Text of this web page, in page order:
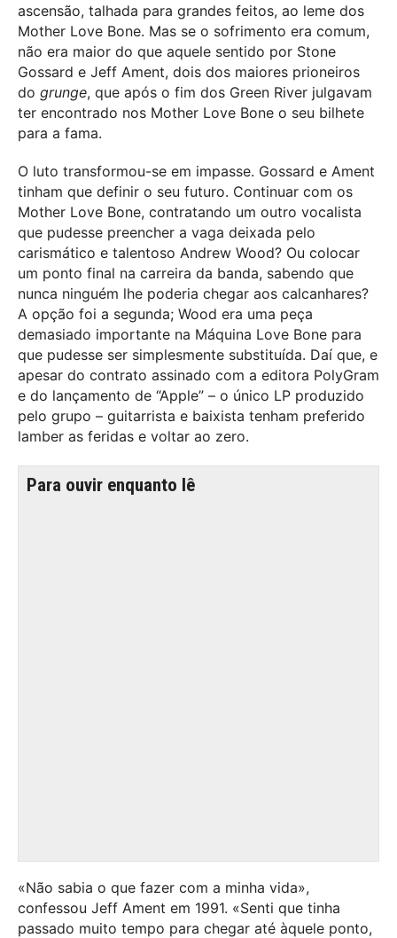
ascensão, talhada para grandes feitos, ao leme dos
Mother Love Bone. Mas se o sofrimento era comum,
não era maior do que aquele sentido por Stone
Gossard e Jeff Ament, dois dos maiores prioneiros
do grunge, que após o fim dos Green River julgavam
ter encontrado nos Mother Love Bone o seu bilhete
para a fama.
O luto transformou-se em impasse. Gossard e Ament
tinham que definir o seu futuro. Continuar com os
Mother Love Bone, contratando um outro vocalista
que pudesse preencher a vaga deixada pelo
carismático e talentoso Andrew Wood? Ou colocar
um ponto final na carreira da banda, sabendo que
nunca ninguém lhe poderia chegar aos calcanhares?
A opção foi a segunda; Wood era uma peça
demasiado importante na Máquina Love Bone para
que pudesse ser simplesmente substituída. Daí que, e
apesar do contrato assinado com a editora PolyGram
e do lançamento de “Apple” – o único LP produzido
pelo grupo – guitarrista e baixista tenham preferido
lamber as feridas e voltar ao zero.
Para ouvir enquanto lê
«Não sabia o que fazer com a minha vida»,
confessou Jeff Ament em 1991. «Senti que tinha
passado muito tempo para chegar até àquele ponto,